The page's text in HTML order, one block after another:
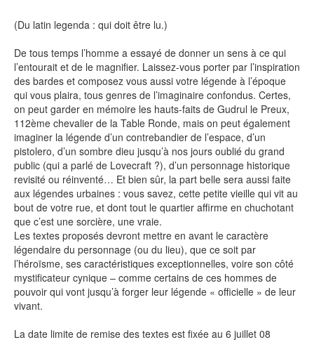
SENSE OF WONDER
CINÉMA ET SÉRIES
LES ACTUALITÉS DE J.R.R. TOLKIEN
(Du latin legenda : qui doit être lu.)
De tous temps l’homme a essayé de donner un sens à ce qui
l’entourait et de le magnifier. Laissez-vous porter par l’inspiration
des bardes et composez vous aussi votre légende à l’époque
qui vous plaira, tous genres de l’imaginaire confondus. Certes,
on peut garder en mémoire les hauts-faits de Gudrul le Preux,
112ème chevalier de la Table Ronde, mais on peut également
imaginer la légende d’un contrebandier de l’espace, d’un
pistolero, d’un sombre dieu jusqu’à nos jours oublié du grand
public (qui a parlé de Lovecraft ?), d’un personnage historique
revisité ou réinventé… Et bien sûr, la part belle sera aussi faite
aux légendes urbaines : vous savez, cette petite vieille qui vit au
bout de votre rue, et dont tout le quartier affirme en chuchotant
que c’est une sorcière, une vraie.
Les textes proposés devront mettre en avant le caractère
légendaire du personnage (ou du lieu), que ce soit par
l’héroïsme, ses caractéristiques exceptionnelles, voire son côté
mystificateur cynique – comme certains de ces hommes de
pouvoir qui vont jusqu’à forger leur légende « officielle » de leur
vivant.
La date limite de remise des textes est fixée au 6 juillet 08